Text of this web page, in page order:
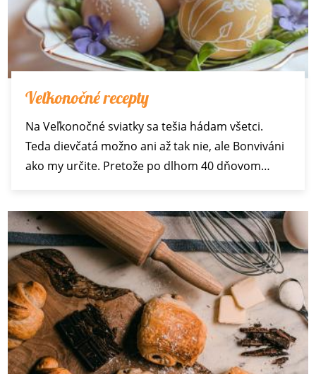
Veľkonočné recepty
Na Veľkonočné sviatky sa tešia hádam všetci.
Teda dievčatá možno ani až tak nie, ale Bonviváni
ako my určite. Pretože po dlhom 40 dňovom…